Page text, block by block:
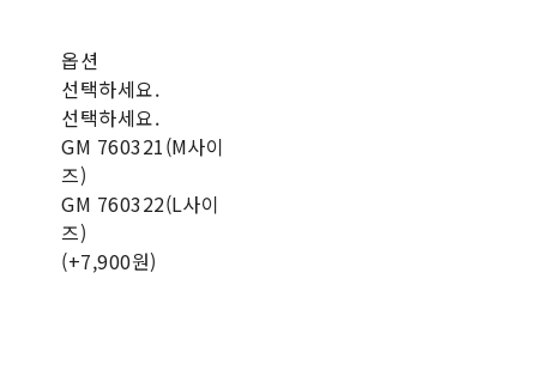
옵션
선택하세요.
선택하세요.
GM 760321(M사이
즈)
GM 760322(L사이
즈)
(+7,900원)